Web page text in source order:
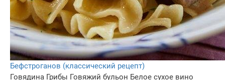
Бефстроганов (классический рецепт)
Говядина Грибы Говяжий бульон Белое сухое вино